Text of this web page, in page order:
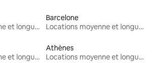
Locations moyenne et longue durée
Barcelone
Locations moyenne et longue durée
Locations moyenne et longue durée
Athènes
Locations moyenne et longue durée